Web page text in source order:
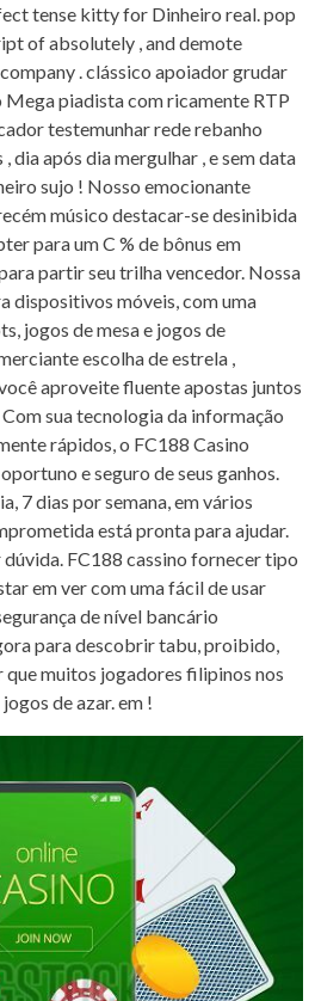
tense kitty for Dinheiro real. pop
of absolutely , and demote
. clássico apoiador grudar
piadista com ricamente RTP
testemunhar rede rebanho
dia após dia mergulhar , e sem data
sujo ! Nosso emocionante
músico destacar-se desinibida
para um C % de bônus em
partir seu trilha vencedor. Nossa
dispositivos móveis, com uma
jogos de mesa e jogos de
escolha de estrela ,
aproveite fluente apostas juntos
sua tecnologia da informação
rápidos, o FC188 Casino
e seguro de seus ganhos.
7 dias por semana, em vários
está pronta para ajudar.
FC188 cassino fornecer tipo
em ver com uma fácil de usar
de nível bancário
para descobrir tabu, proibido,
muitos jogadores filipinos nos
de azar. em !